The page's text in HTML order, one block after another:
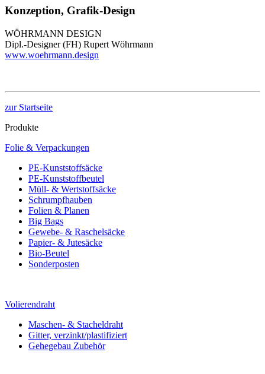
Konzeption, Grafik-Design
WÖHRMANN DESIGN
Dipl.-Designer (FH) Rupert Wöhrmann
www.woehrmann.design
zur Startseite
Produkte
Folie & Verpackungen
PE-Kunststoffsäcke
PE-Kunststoffbeutel
Müll- & Wertstoffsäcke
Schrumpfhauben
Folien & Planen
Big Bags
Gewebe- & Raschelsäcke
Papier- & Jutesäcke
Bio-Beutel
Sonderposten
Volierendraht
Maschen- & Stacheldraht
Gitter, verzinkt/plastifiziert
Gehegebau Zubehör